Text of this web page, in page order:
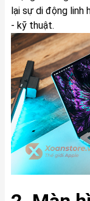
lại sự di động linh
- kỹ thuật.